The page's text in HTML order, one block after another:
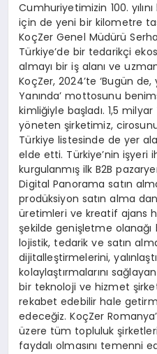
Cumhuriyetimizin 100.
için de yeni bir kilometre
KoçZer Genel Müdürü
Türkiye’de bir tedarikçi
almayı bir iş alanı ve
KoçZer, 2024’te ‘Bugün
Yanında’ mottosunu
kimliğiyle başladı. 1,5
yöneten şirketimiz,
Türkiye listesinde de yer
elde etti. Türkiye’nin işyeri
kurgulanmış ilk B2B
Digital Panorama satın
prodüksiyon satın alma
üretimleri ve kreatif ajans
şekilde genişletme olanağı
lojistik, tedarik ve satın
dijitalleştirmelerini,
kolaylaştırmalarını
bir teknoloji ve hizmet
rekabet edebilir hale
edeceğiz. KoçZer
üzere tüm topluluk
faydalı olmasını temenni